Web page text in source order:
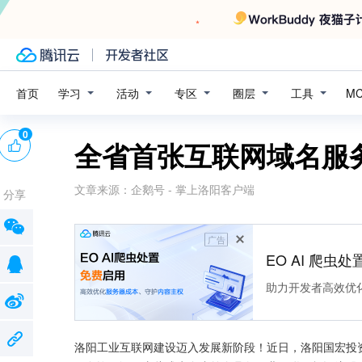
首页 学习 活动 专区 圈层 工具
全省首张互联网域名服
文章来源： 企鹅号 - 掌上洛阳客户端
广告
EO AI 爬虫处
助力开发者高效优
洛阳工业互联网建设迈入发展新阶段！近日，洛阳国宏
0
分享